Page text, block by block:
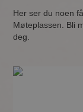
Her ser du noen
Møteplassen. Bli
deg.